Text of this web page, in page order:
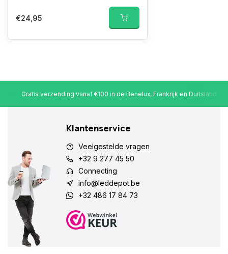
€24,95
Gratis verzending vanaf €100 in de Benelux, Frankrijk en Duitsland
Klantenservice
Veelgestelde vragen
+32 9 277 45 50
Connecting
info@leddepot.be
+32 486 17 84 73